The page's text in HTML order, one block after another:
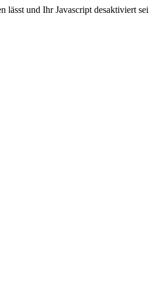
lässt und Ihr Javascript desaktiviert